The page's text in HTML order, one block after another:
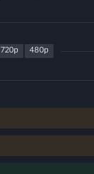
720p 480p